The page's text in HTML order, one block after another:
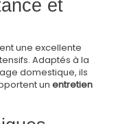
et
une excellente
Adaptés à la
domestique, ils
un entretien